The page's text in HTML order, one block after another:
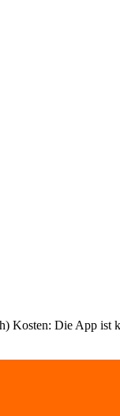
Kosten: Die App ist